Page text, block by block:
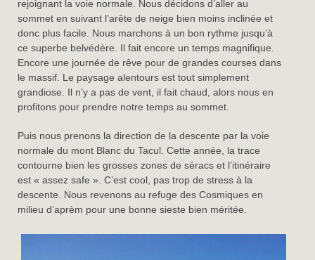
rejoignant la voie normale. Nous décidons d’aller au
sommet en suivant l’arête de neige bien moins inclinée et
donc plus facile. Nous marchons à un bon rythme jusqu’à
ce superbe belvédère. Il fait encore un temps magnifique.
Encore une journée de rêve pour de grandes courses dans
le massif. Le paysage alentours est tout simplement
grandiose. Il n’y a pas de vent, il fait chaud, alors nous en
profitons pour prendre notre temps au sommet.
Puis nous prenons la direction de la descente par la voie
normale du mont Blanc du Tacul. Cette année, la trace
contourne bien les grosses zones de séracs et l’itinéraire
est « assez safe ». C’est cool, pas trop de stress à la
descente. Nous revenons au refuge des Cosmiques en
milieu d’aprèm pour une bonne sieste bien méritée.